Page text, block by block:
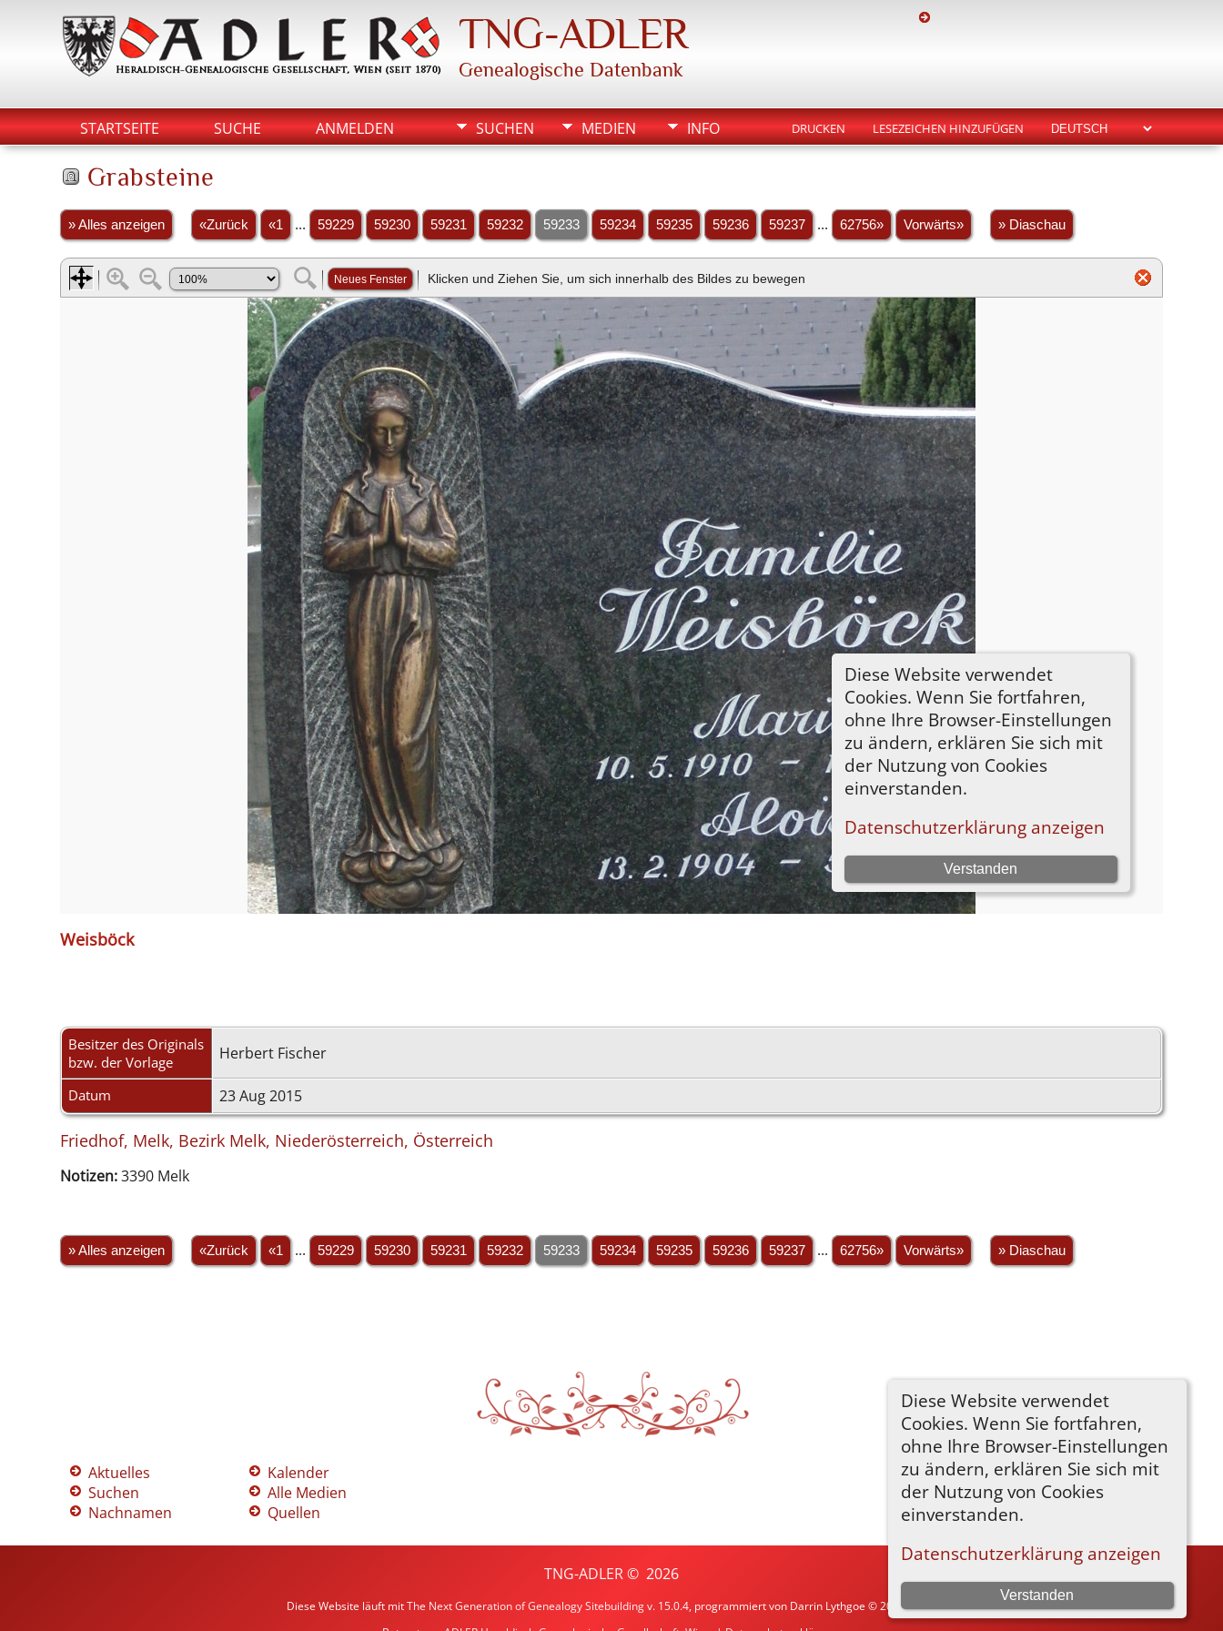
TNG-ADLER
Genealogische Datenbank
STARTSEITE SUCHE ANMELDEN SUCHEN MEDIEN INFO DRUCKEN LESEZEICHEN HINZUFÜGEN
Diese Website verwendet
Cookies. Wenn Sie fortfahren,
ohne Ihre Browser-Einstellungen
zu ändern, erklären Sie sich mit
der Nutzung von Cookies
einverstanden.
Datenschutzerklärung anzeigen
Verstanden
Grabsteine
» Alles anzeigen «Zurück «1 ... 59229 59230 59231 59232 59233 59234 59235 59236 59237 ... 62756» Vorwärts» » Diaschau
Weisböck
Besitzer des Originals
bzw. der Vorlage
Herbert Fischer
Datum 23 Aug 2015
Friedhof, Melk, Bezirk Melk, Niederösterreich, Österreich
Notizen:3390 Melk
» Alles anzeigen «Zurück «1 ... 59229 59230 59231 59232 59233 59234 59235 59236 59237 ... 62756» Vorwärts» » Diaschau
Aktuelles
Suchen
Nachnamen
Kalender
Alle Medien
Quellen
TNG-ADLER© 2026
Diese Website läuft mitThe Next Generation of Genealogy Sitebuildingv. 15.0.4, programmiert von Darrin Lythgoe © 2001-2026.